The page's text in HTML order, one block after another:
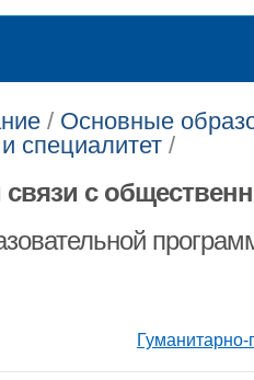
/ Основные
специалитет /
связи с
Гуманитарно-